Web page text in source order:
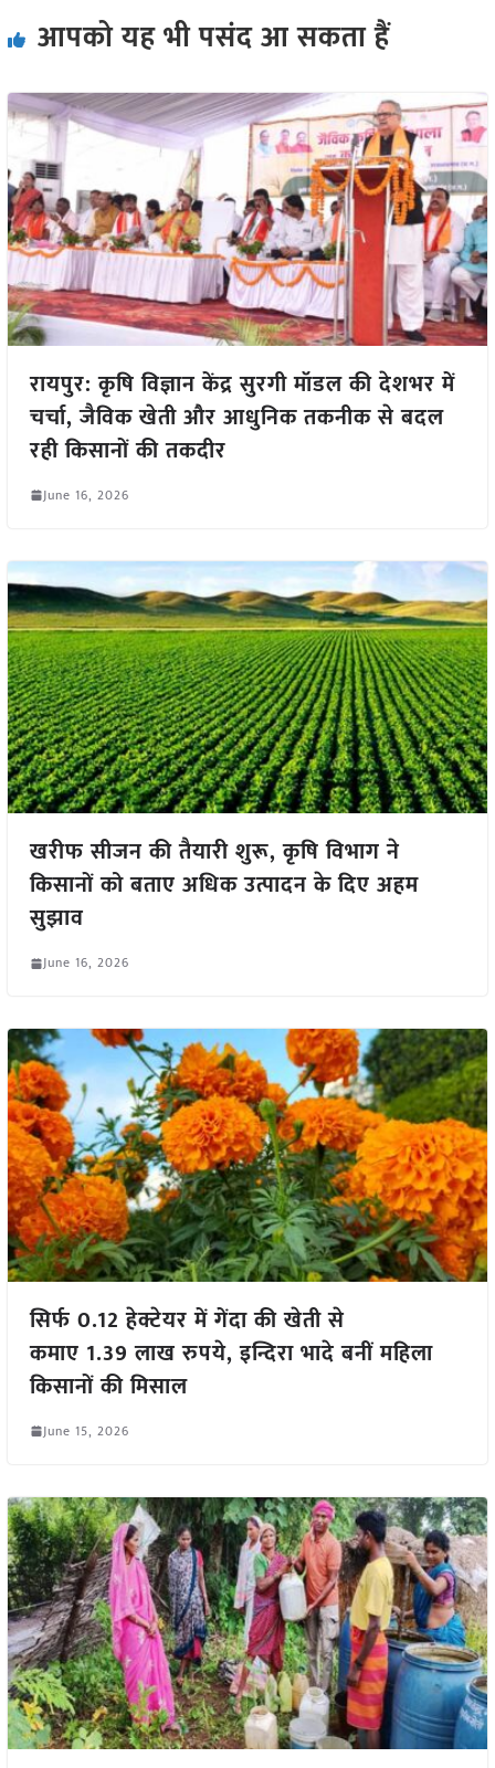
आपको यह भी पसंद आ सकता हैं
रायपुर: कृषि विज्ञान केंद्र सुरगी मॉडल की देशभर में
चर्चा, जैविक खेती और आधुनिक तकनीक से बदल
रही किसानों की तकदीर
June 16, 2026
खरीफ सीजन की तैयारी शुरू, कृषि विभाग ने
किसानों को बताए अधिक उत्पादन के दिए अहम
सुझाव
June 16, 2026
सिर्फ 0.12 हेक्टेयर में गेंदा की खेती से
कमाए 1.39 लाख रुपये, इन्दिरा भादे बनीं महिला
किसानों की मिसाल
June 15, 2026